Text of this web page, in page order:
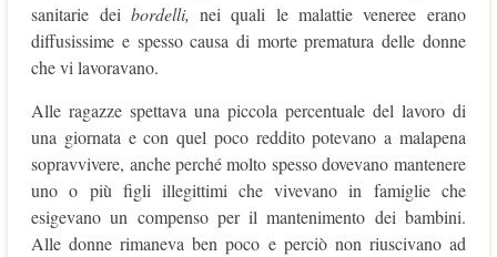
sanitarie dei bordelli,nei quali le malattie veneree erano
diffusissime e spesso causa di morte prematura delle donne
che vi lavoravano.
Alle ragazze spettava una piccola percentuale del lavoro di
una giornata e con quel poco reddito potevano a malapena
sopravvivere, anche perché molto spesso dovevano mantenere
uno o più figli illegittimi che vivevano in famiglie che
esigevano un compenso per il mantenimento dei bambini.
Alle donne rimaneva ben poco e perciò non riuscivano ad